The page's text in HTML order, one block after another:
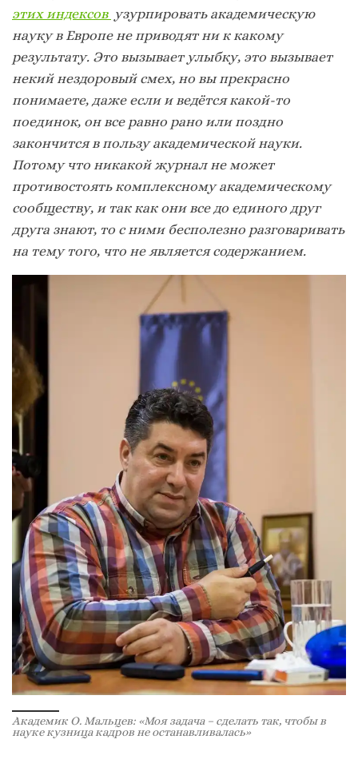
этих индексов узурпировать академическую
науку в Европе не приводят ни к какому
результату. Это вызывает улыбку, это вызывает
некий нездоровый смех, но вы прекрасно
понимаете, даже если и ведётся какой-то
поединок, он все равно рано или поздно
закончится в пользу академической науки.
Потому что никакой журнал не может
противостоять комплексному академическому
сообществу, и так как они все до единого друг
друга знают, то с ними бесполезно разговаривать
на тему того, что не является содержанием.
Академик О. Мальцев: «Моя задача – сделать так, чтобы в
науке кузница кадров не останавливалась»